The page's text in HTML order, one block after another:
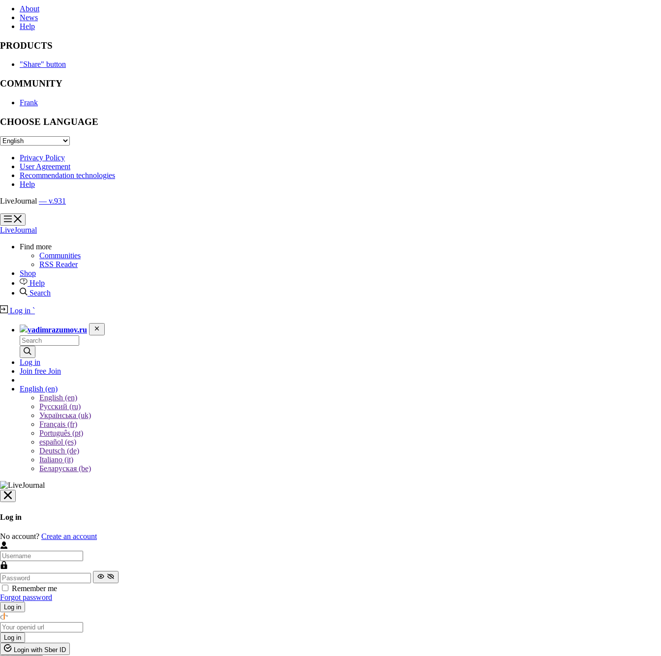
About
News
Help
PRODUCTS
"Share" button
COMMUNITY
Frank
CHOOSE LANGUAGE
Privacy Policy
User Agreement
Recommendation technologies
Help
LiveJournal — v.931
?
?
LiveJournal
Find more
Communities
RSS Reader
Shop
Help
Search
Log in `
vadimrazumov.ru
Log in
Join free Join
English (en)
English (en)
Русский (ru)
Українська (uk)
Français (fr)
Português (pt)
español (es)
Deutsch (de)
Italiano (it)
Беларуская (be)
Log in
No account? Create an account
Remember me
Forgot password
Log in
Log in
Login with Sber ID